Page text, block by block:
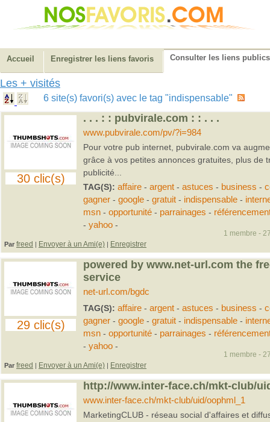
Accueil Enregistrer les liens favoris Consulter les liens publics
Les + visités
6 site(s) favori(s) avec le tag "indispensable"
30 clic(s)
. . . : : pubvirale.com : : . . .
www.pubvirale.com/pv/?i=984
Pour votre pub internet, pubvirale.com va
grâce à vos petites annonces gratuites, plus de
publicité...
TAG(S): affaire- argent- astuces - business -
gagner- google- gratuit- indispensable-
msn - opportunité- parrainages -
- yahoo-
Par freed | Envoyer à un Ami(e) | Enregistrer
1 membre -
29 clic(s)
powered by www.net-url.com the
service
net-url.com/bgdc
TAG(S): affaire- argent- astuces - business -
gagner- google- gratuit- indispensable-
msn - opportunité- parrainages -
- yahoo-
Par freed | Envoyer à un Ami(e) | Enregistrer
1 membre -
http://www.inter-face.ch/mkt-club/
www.inter-face.ch/mkt-club/uid/oophml_1
MarketingCLUB - réseau social d'affaires et